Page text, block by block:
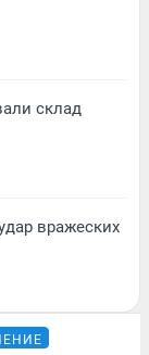
склад
вражеских